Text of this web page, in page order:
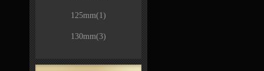
125mm(1)
130mm(3)